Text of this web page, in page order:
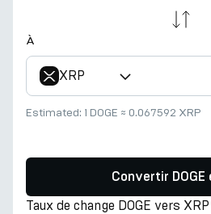
À
XRP
Estimated: 1 DOGE ≈ 0.067592 XRP
Convertir DOGE
Taux de change DOGE vers